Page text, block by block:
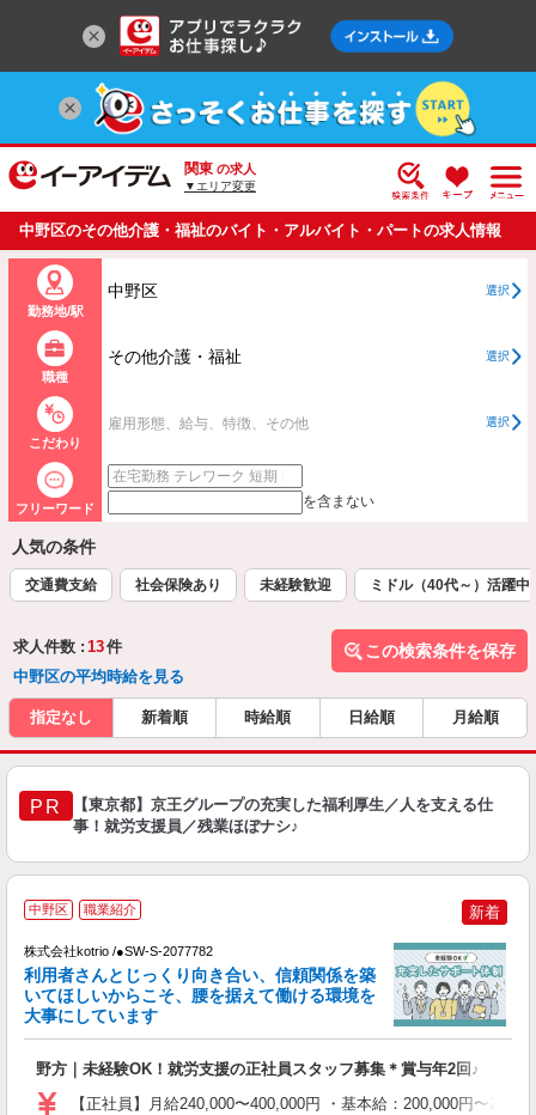
関東 の求人
▼エリア変更
中野区のその他介護・福祉のバイト・アルバイト・パートの求人情報
一覧
勤務地/駅
中野区 選択
職種
その他介護・福祉 選択
こだわり
雇用形態、給与、特徴、その他 選択
フリーワード を含まない
人気の条件
交通費支給 社会保険あり 未経験歓迎 ミドル（40代～）活躍中
求人件数 : 13件
中野区の平均時給を見る
この検索条件を保存
指定なし 新着順 時給順 日給順 月給順
PR
【東京都】京王グループの充実した福利厚生／人を支える仕
事！就労支援員／残業ほぼナシ♪
中野区 職業紹介 新着
株式会社kotrio /●SW-S-2077782
利用者さんとじっくり向き合い、信頼関係を築
いてほしいからこそ、腰を据えて働ける環境を
大事にしています
野方｜未経験OK！就労支援の正社員スタッフ募集＊賞与年2回♪
【正社員】月給240,000〜400,000円 ・基本給：200,000円〜